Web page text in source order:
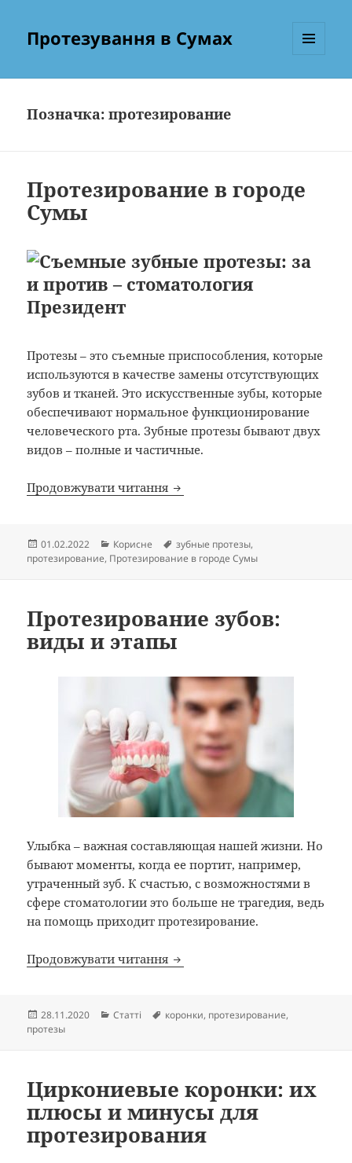
Протезування в Сумах
Позначка:протезирование
Протезирование в городе
Сумы
Протезы – это съемные приспособления, которые
используются в качестве замены отсутствующих
зубов и тканей. Это искусственные зубы, которые
обеспечивают нормальное функционирование
человеческого рта. Зубные протезы бывают двух
видов – полные и частичные.
Продовжувати читання Протезирование в городе
Опубліковано
01.02.2022 Категорії
Корисне Позначки
зубные протезы,
протезирование, Протезирование в городе Сумы
Протезирование зубов:
виды и этапы
Улыбка – важная составляющая нашей жизни. Но
бывают моменты, когда ее портит, например,
утраченный зуб. К счастью, с возможностями в
сфере стоматологии это больше не трагедия, ведь
на помощь приходит протезирование.
Продовжувати читання Протезирование зубов: виды
Опубліковано
28.11.2020 Категорії
Статті Позначки
коронки, протезирование,
протезы
Циркониевые коронки: их
плюсы и минусы для
протезирования